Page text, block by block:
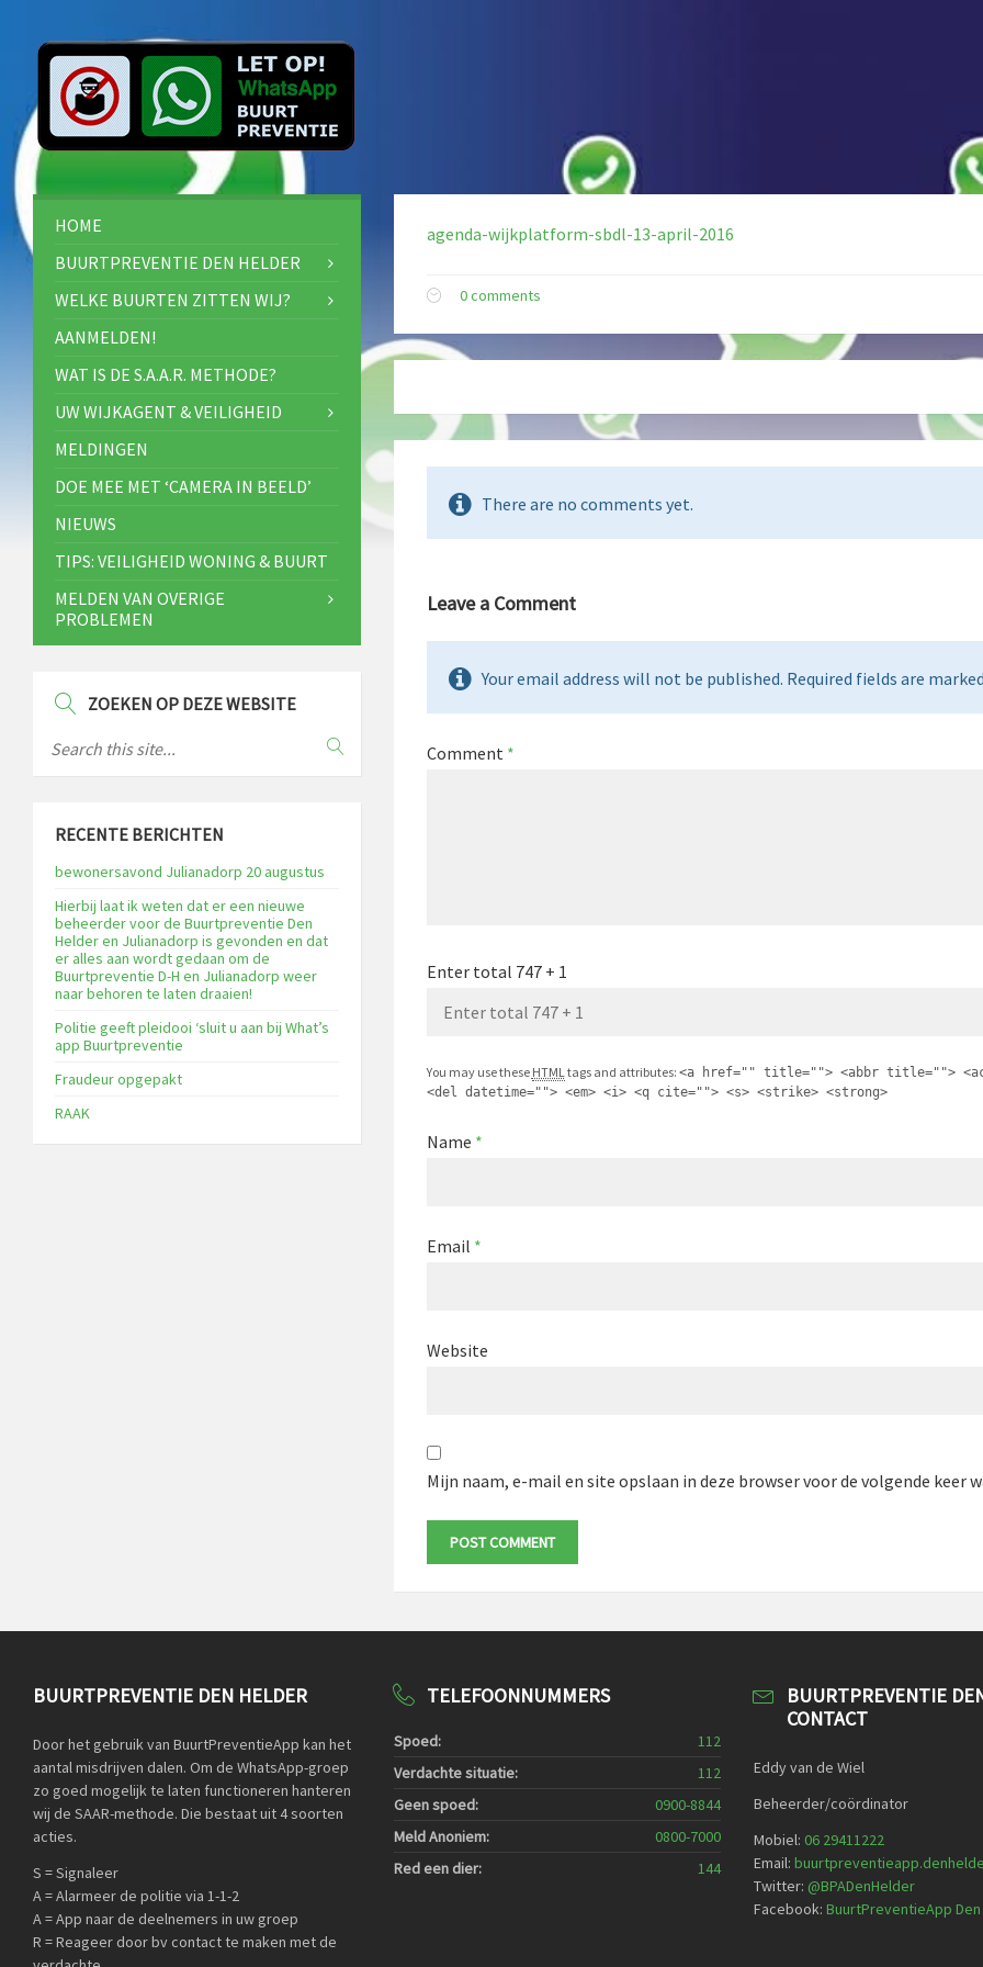
agenda-wijkplatform-sbdl-13-april-2016
0 comments
There are no comments yet.
Leave a Comment
Your email address will not be published. Required fields are
Comment *
Enter total 747 + 1
You may use these HTMLtags and attributes: <a href="" title=""> <abbr title="">
<del datetime=""> <em> <i> <q cite=""> <s> <strike> <strong>
Name *
Email *
Website
Mijn naam, e-mail en site opslaan in deze browser voor de volgende keer
HOME
BUURTPREVENTIE DEN HELDER
WELKE BUURTEN ZITTEN WIJ?
AANMELDEN!
WAT IS DE S.A.A.R. METHODE?
UW WIJKAGENT & VEILIGHEID
MELDINGEN
DOE MEE MET ‘CAMERA IN BEELD’
NIEUWS
TIPS: VEILIGHEID WONING & BUURT
MELDEN VAN OVERIGE
PROBLEMEN
ZOEKEN OP DEZE WEBSITE
RECENTE BERICHTEN
bewonersavond Julianadorp 20 augustus
Hierbij laat ik weten dat er een nieuwe
beheerder voor de Buurtpreventie Den
Helder en Julianadorp is gevonden en dat
er alles aan wordt gedaan om de
Buurtpreventie D-H en Julianadorp weer
naar behoren te laten draaien!
Politie geeft pleidooi ‘sluit u aan bij What’s
app Buurtpreventie
Fraudeur opgepakt
RAAK
BUURTPREVENTIE DEN HELDER
Door het gebruik van BuurtPreventieApp kan het
aantal misdrijven dalen. Om de WhatsApp-groep
zo goed mogelijk te laten functioneren hanteren
wij de SAAR-methode. Die bestaat uit 4 soorten
acties.
S = Signaleer
A = Alarmeer de politie via 1-1-2
A = App naar de deelnemers in uw groep
R = Reageer door bv contact te maken met de
TELEFOONNUMMERS
Spoed:
112
Verdachte situatie:
112
Geen spoed:
0900-8844
Meld Anoniem:
0800-7000
Red een dier:
144
BUURTPREVENTIE
CONTACT
Eddy van de Wiel
Beheerder/coördinator
Mobiel: 06 29411222
Email:
Twitter: @BPADenHelder
Facebook: BuurtPreventieApp